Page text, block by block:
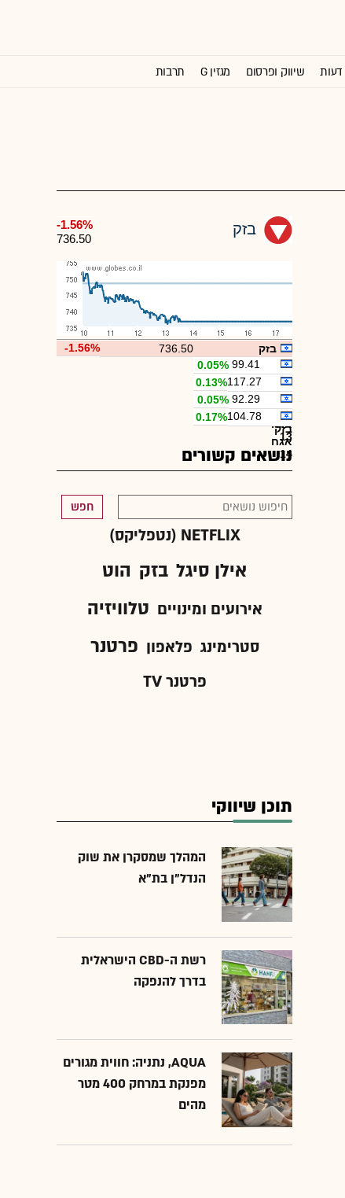
דעות שיווק ופרסום מגזין G תרבות
בזק
-1.56%
736.50
בזק 736.50
-1.56%
בזק
אגח
11
99.41
0.05%
בזק
אגח
12
117.27
0.13%
בזק
אגח
13
92.29
0.05%
בזק
אגח
14
104.78
0.17%
נושאים קשורים
חפש
NETFLIX (נטפליקס)
אילן סיגל בזק הוט
אירועים ומינויים טלוויזיה
סטרימינג פלאפון פרטנר
פרטנר TV
תוכן שיווקי
המהלך שמסקרן את שוק
הנדל"ן בת"א
רשת ה-CBD הישראלית
בדרך להנפקה
AQUA, נתניה: חווית מגורים
מפנקת במרחק 400 מטר
מהים